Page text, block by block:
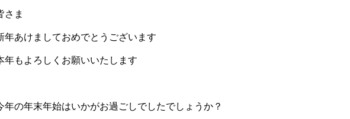
さま
年あけましておめでとうございます
年もよろしくお願いいたします
年の年末年始はいかがお過ごしでしたでしょうか？